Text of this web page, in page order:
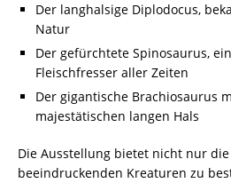
Der langhalsige Diplodocus,
Natur
Der gefürchtete Spinosaurus,
Fleischfresser aller Zeiten
Der gigantische Brachiosaurus
majestätischen langen Hals
Die Ausstellung bietet nicht nur
beeindruckenden Kreaturen zu